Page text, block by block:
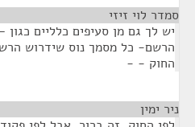
סמדר לוי זיזי
יש לך גם מן סעיפים כלליים
הרשם- כל מסמך נוס שידרוש
החוק - -
ניר ימין